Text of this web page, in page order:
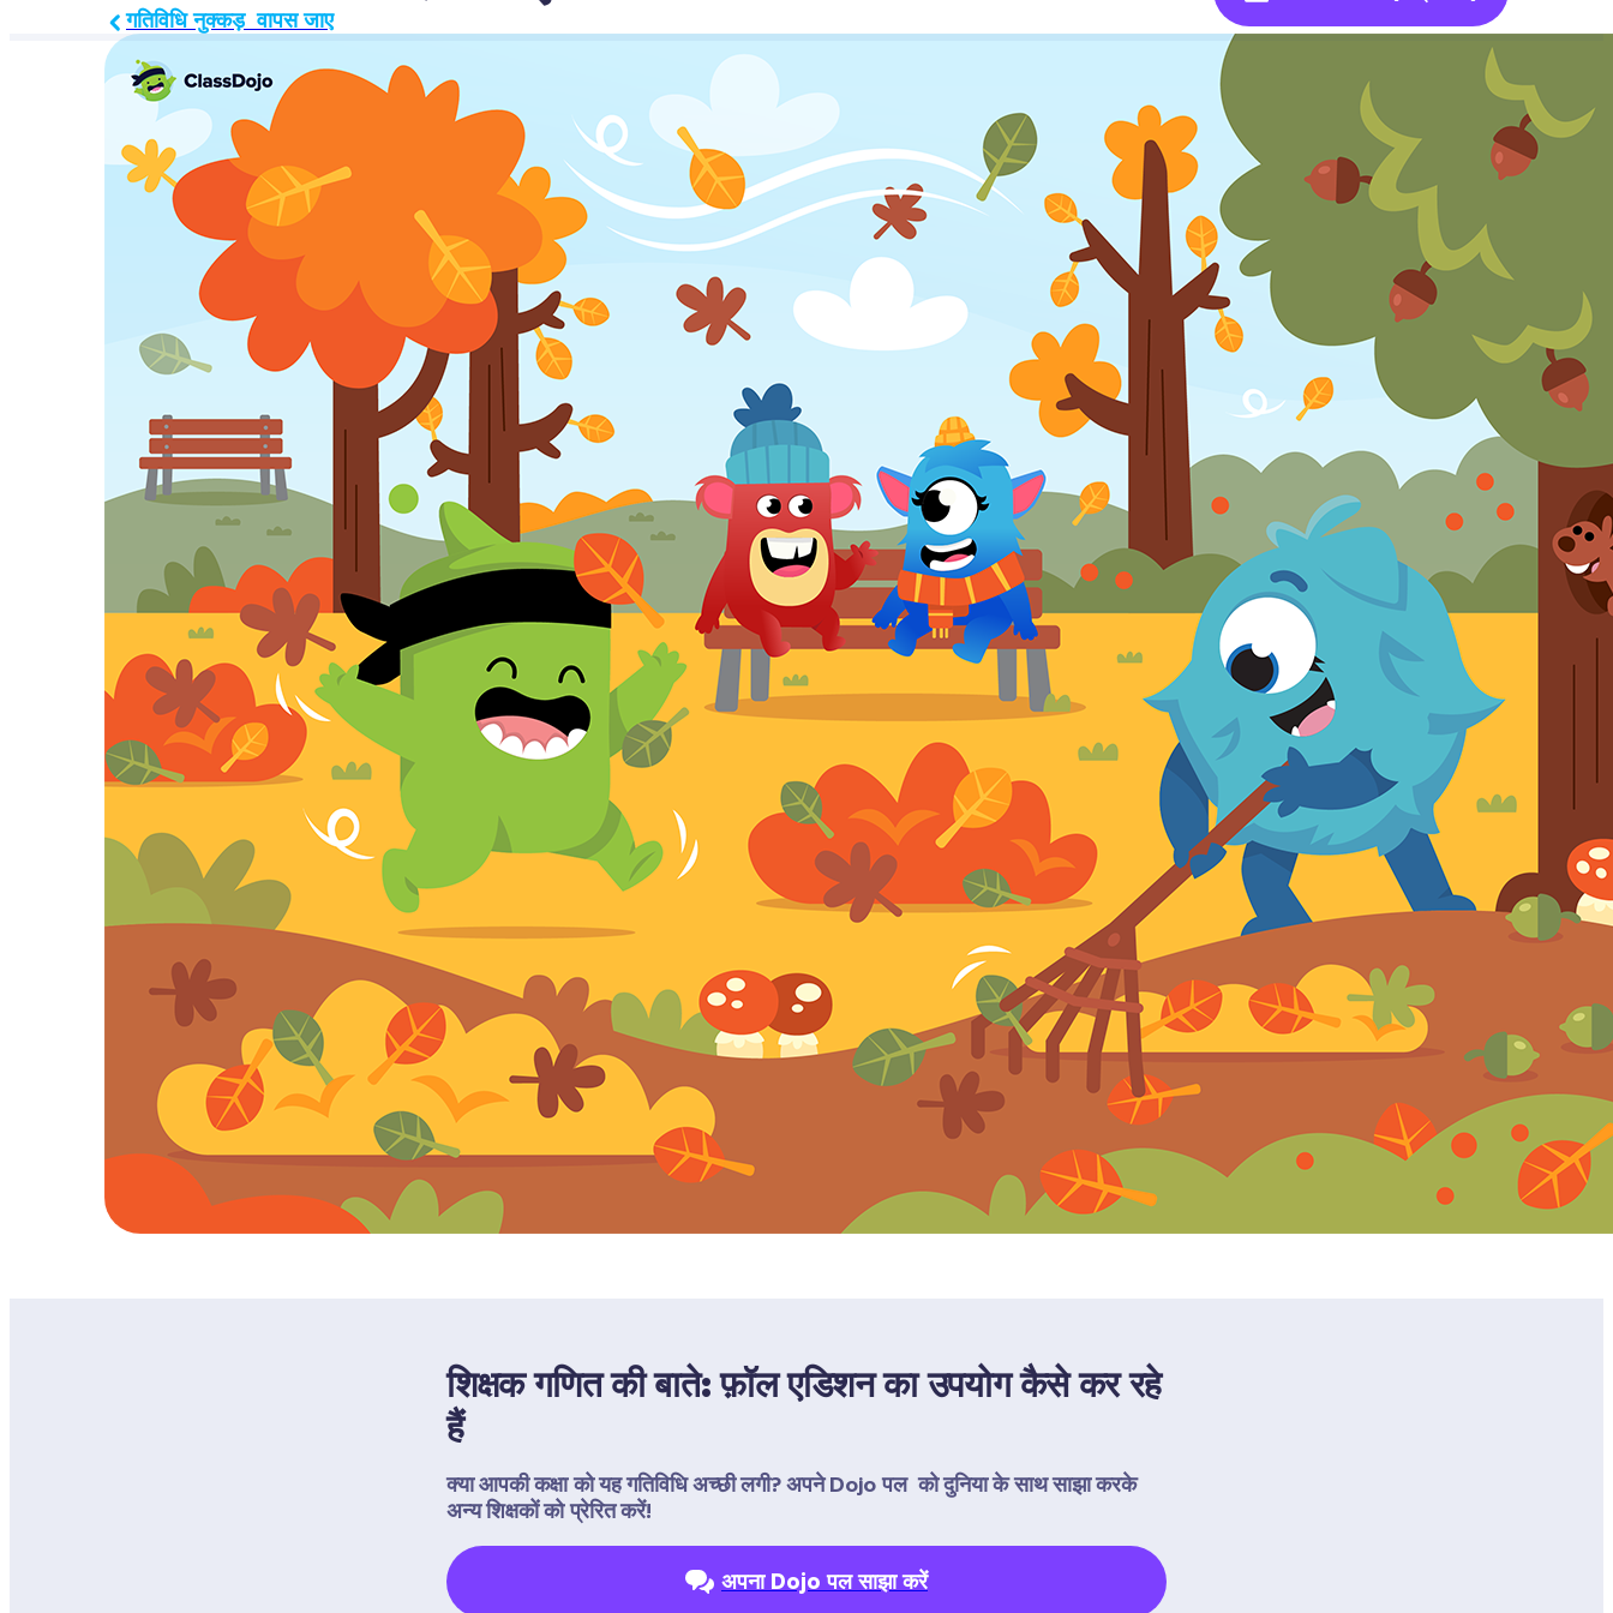
गतिविधि नुक्कड़  वापस जाए
शिक्षक गणित की बाते: फ़ॉल एडिशन का उपयोग कैसे कर रहे
हैं
क्या आपकी कक्षा को यह गतिविधि अच्छी लगी? अपने Dojo पल  को दुनिया के साथ साझा करके
अन्य शिक्षकों को प्रेरित करें!
अपना Dojo पल साझा करें